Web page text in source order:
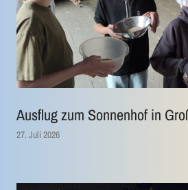
Ausflug zum Sonnenhof in
27. Juli 2026